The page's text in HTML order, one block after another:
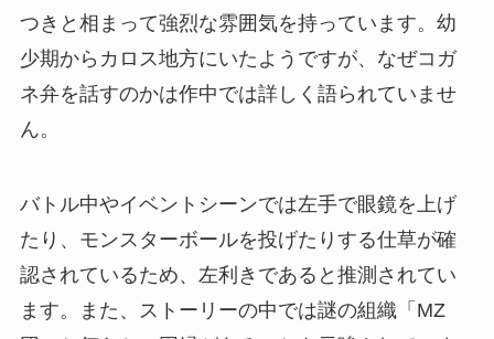
つきと相まって強烈な雰囲気を持っています。幼
少期からカロス地方にいたようですが、なぜコガ
ネ弁を話すのかは作中では詳しく語られていませ
ん。
バトル中やイベントシーンでは左手で眼鏡を上げ
たり、モンスターボールを投げたりする仕草が確
認されているため、左利きであると推測されてい
ます。また、ストーリーの中では謎の組織「MZ